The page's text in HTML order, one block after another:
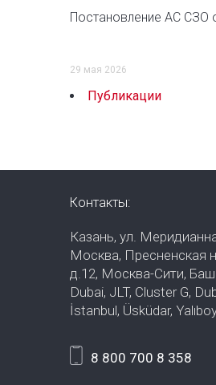
Постановление АС СЗО
29 мая 2026
Публикации
Контакты:
Казань, ул.
Москва, Пресненская
д.12, Москва-Сити,
Dubai, JLT, Cluster G,
İstanbul, Üsküdar,
8 800 700 8 358